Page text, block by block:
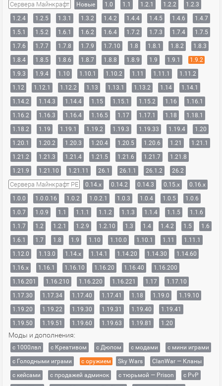
Сервера Майнкрафт Новые 1.0 1.1 1.2.1 1.2.2
1.2.3
1.2.4
1.2.5 1.3.1 1.3.2 1.4.2 1.4.4 1.4.5 1.4.6
1.4.7
1.5.1
1.5.2 1.6.1 1.6.2 1.6.4 1.7.2 1.7.3 1.7.4
1.7.5
1.7.6
1.7.7 1.7.8 1.7.9 1.7.10 1.8 1.8.1 1.8.2
1.8.3
1.8.4
1.8.5 1.8.6 1.8.7 1.8.8 1.8.9 1.9 1.9.1
1.9.2
1.9.3
1.9.4 1.10 1.10.1 1.10.2 1.11 1.11.1
1.11.2
1.12
1.12.1 1.12.2 1.13 1.13.1 1.13.2 1.14
1.14.1
1.14.2
1.14.3 1.14.4 1.15 1.15.1 1.15.2 1.16
1.16.1
1.16.2
1.16.3 1.16.4 1.16.5 1.17 1.17.1 1.18
1.18.1
1.18.2
1.19 1.19.1 1.19.2 1.19.3 1.19.33 1.19.4
1.20
1.20.1
1.20.2 1.20.3 1.20.4 1.20.5 1.20.6 1.21
1.21.1
1.21.2
1.21.3 1.21.4 1.21.5 1.21.6 1.21.7
1.21.8
1.21.9
1.21.10 1.21.11 26.1 26.1.1 26.1.2 26.2
Сервера Майнкрафт PE 0.14.x 0.14.2 0.14.3 0.15.x
0.16.x
1.0.0
1.0.0.16 1.0.2 1.0.2.1 1.0.3 1.0.4 1.0.5
1.0.6
1.0.7
1.0.9 1.1 1.1.1 1.1.2 1.1.3 1.1.4 1.1.5
1.1.6
1.1.7
1.2 1.2.1 1.2.9 1.2.10 1.3 1.4 1.4.2 1.5
1.6
1.6.1
1.7 1.8 1.9 1.10 1.10.0 1.10.1 1.11
1.11.1
1.12.0
1.13.0 1.14.x 1.14.1 1.14.20 1.14.30
1.14.60
1.16.x
1.16.1 1.16.10 1.16.20 1.16.40
1.16.200
1.16.201
1.16.210 1.16.220 1.16.221 1.17
1.17.10
1.17.30
1.17.34 1.17.40 1.17.41 1.18 1.19.0
1.19.10
1.19.20
1.19.22 1.19.30 1.19.31 1.19.40
1.19.41
1.19.50
1.19.51 1.19.60 1.19.63 1.19.81 1.20
Моды и дополнения:
с 1000лвл c Креативом с Дюпом с модами
с мини играми
с Голодными играми
с оружием Sky Wars
ClanWar — Кланы
с кейсами
с продажей админок с тюрьмой — Prison
с PvP